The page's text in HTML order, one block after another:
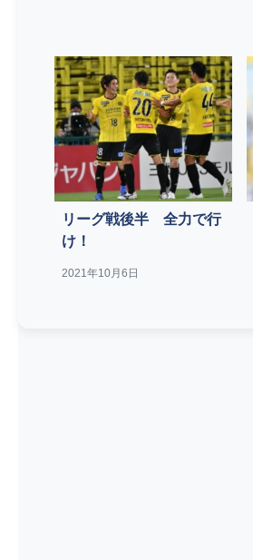
リーグ戦後半 全力で行
け！
2021年10月6日